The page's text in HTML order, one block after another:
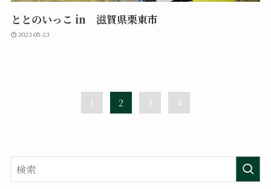
ととのいっこ in 滋賀県栗東市
2023-05-23
1 2 3 4